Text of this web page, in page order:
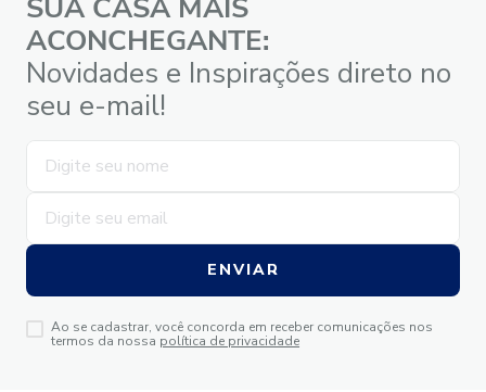
SUA CASA MAIS
ACONCHEGANTE:
Novidades e Inspirações direto no
seu e-mail!
ENVIAR
Ao se cadastrar, você concorda em receber comunicações nos
termos da nossa política de privacidade